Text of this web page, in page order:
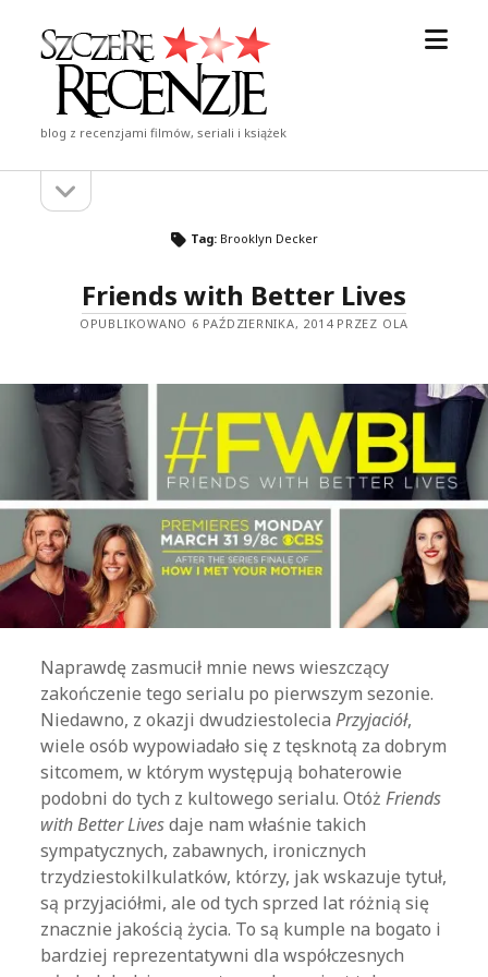
Szczere
Recenzje
blog z recenzjami filmów, seriali i książek
Pasekpasek
Tag: Brooklyn Decker
Friends with Better Lives
OPUBLIKOWANO 6 PAŹDZIERNIKA, 2014 PRZEZ OLA
Naprawdę zasmucił mnie news wieszczący
zakończenie tego serialu po pierwszym sezonie.
Niedawno, z okazji dwudziestoleciaPrzyjaciół,
wiele osób wypowiadało się z tęsknotą za dobrym
sitcomem, w którym występują bohaterowie
podobni do tych z kultowego serialu. OtóżFriends
with Better Livesdaje nam właśnie takich
sympatycznych, zabawnych, ironicznych
trzydziestokilkulatków, którzy, jak wskazuje tytuł,
są przyjaciółmi, ale od tych sprzed lat różnią się
znacznie jakością życia. To są kumple na bogato i
bardziej reprezentatywni dla współczesnych